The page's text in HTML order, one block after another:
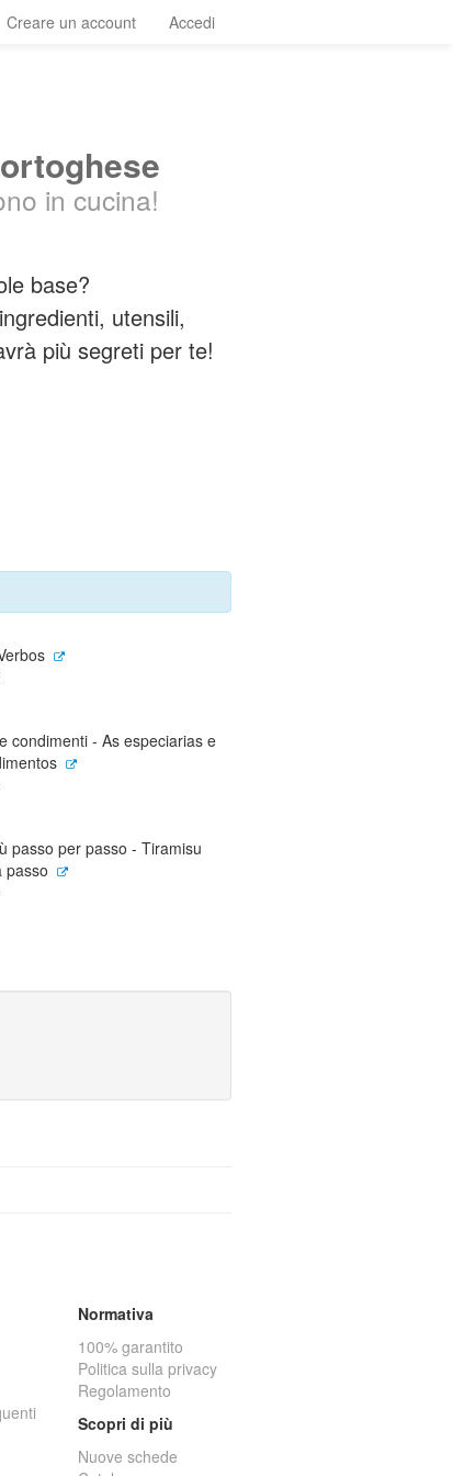
Creare un account Accedi
in cucina!
base?
utensili,
più segreti per te!
condimenti - As especiarias e
passo per passo - Tiramisu
passo
Normativa
100% garantito
Politica sulla privacy
Regolamento
Scopri di più
Nuove schede